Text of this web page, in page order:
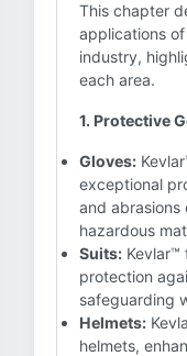
This chapter
applications
industry,
each area.
1. Protective
Gloves:
exceptional
and abrasions
hazardous
Suits: Kevlar™
protection
safeguarding
Helmets:
helmets,